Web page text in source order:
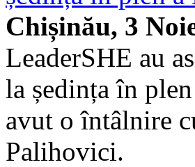
Chișinău, 3
LeaderSHE au
la ședința în
avut o întâlnire
Palihovici.